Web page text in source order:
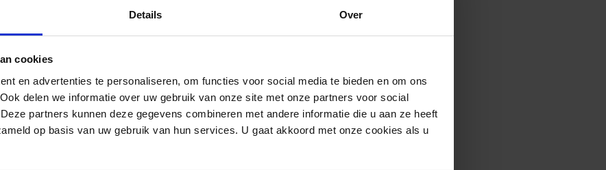
Details Over
cookies
en advertenties te personaliseren, om functies voor social media te bieden en om ons
delen we informatie over uw gebruik van onze site met onze partners voor social
partners kunnen deze gegevens combineren met andere informatie die u aan ze heeft
op basis van uw gebruik van hun services. U gaat akkoord met onze cookies als u
verhuur in de weg. Een 90%-regel bestaat niet.
man en vrouw laten samen een woning bouwen met vier verdiepingen en een
op de derde verdieping. De man is directeur van een vennootschap. Het
van beide partners verhuurt vanaf mei 2020 de werkkamer, de
op drie verdiepingen, een toilet en een parkeerplaats aan deze vennootschap.
samenwerkingsverband stelt dat de verhuur een economische activiteit is en dat